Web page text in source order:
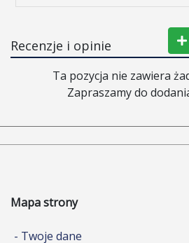
Recenzje i opinie
Ta pozycja nie zawiera
Zapraszamy do
Mapa strony
- Twoje dane